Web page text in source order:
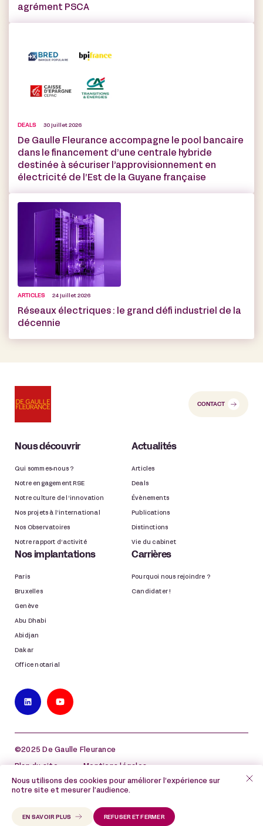
agrément PSCA
DEALS 30 juillet 2026
De Gaulle Fleurance accompagne le pool bancaire
dans le financement d’une centrale hybride
destinée à sécuriser l’approvisionnement en
électricité de l’Est de la Guyane française
ARTICLES 24 juillet 2026
Réseaux électriques : le grand défi industriel de la
décennie
CONTACT
Nous découvrir
Qui sommes-nous ?
Notre engagement RSE
Notre culture de l’innovation
Nos projets à l’international
Nos Observatoires
Notre rapport d’activité
Actualités
Articles
Deals
Évènements
Publications
Distinctions
Vie du cabinet
Nos implantations
Paris
Bruxelles
Genève
Abu Dhabi
Abidjan
Dakar
Office notarial
Carrières
Pourquoi nous rejoindre ?
Candidater !
©2025 De Gaulle Fleurance
Plan du site Mentions légales
Politique de protection des données à caractère
personnel
Nous utilisons des cookies pour améliorer l’expérience sur
notre site et mesurer l’audience.
REFUSER ET FERMER
EN SAVOIR PLUS